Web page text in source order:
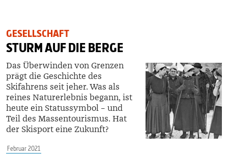
GESELLSCHAFT
STURM AUF DIE BERGE
Das Überwinden von Grenzen
prägt die Geschichte des
Skifahrens seit jeher. Was als
reines Naturerlebnis begann, ist
heute ein Statussymbol – und
Teil des Massentourismus. Hat
der Skisport eine Zukunft?
Februar 2021